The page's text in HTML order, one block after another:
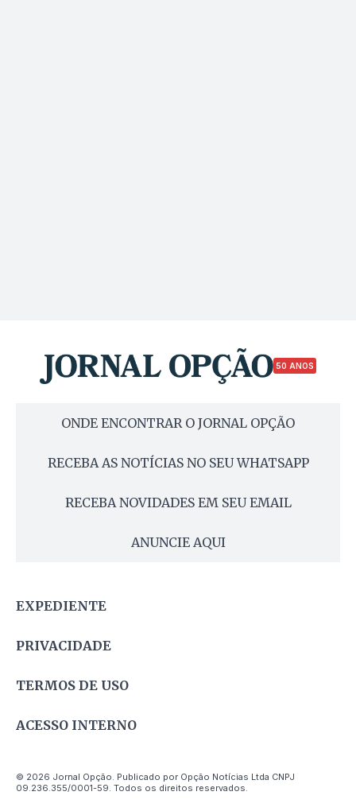
50 ANOS
ONDE ENCONTRAR O JORNAL OPÇÃO
RECEBA AS NOTÍCIAS NO SEU WHATSAPP
RECEBA NOVIDADES EM SEU EMAIL
ANUNCIE AQUI
EXPEDIENTE
PRIVACIDADE
TERMOS DE USO
ACESSO INTERNO
© 2026 Jornal Opção. Publicado por Opção Notícias Ltda CNPJ
09.236.355/0001-59. Todos os direitos reservados.